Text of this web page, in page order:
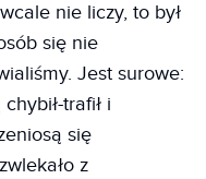
nie liczy, to był
się nie
Jest surowe:
trafił i
się
z